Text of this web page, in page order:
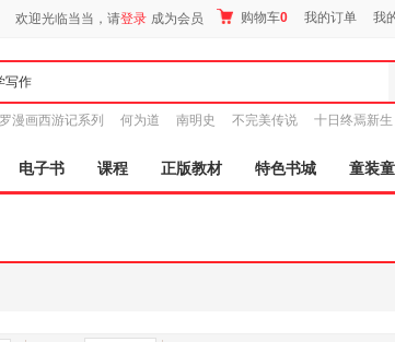
欢迎光临当当，请登录 成为会员 购物车0 我的订单 我
漫画西游记系列 何为道 南明史 不完美传说 十日终焉新生
电子书 课程 正版教材 特色书城 童装